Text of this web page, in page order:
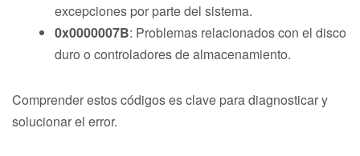
excepciones por parte del sistema.
0x0000007B: Problemas relacionados con el disco
duro o controladores de almacenamiento.
Comprender estos códigos es clave para diagnosticar y
solucionar el error.